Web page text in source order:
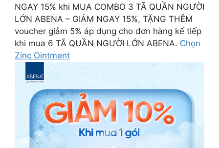
NGAY 15% khi MUA COMBO 3 TÃ QUẦN NGƯỜI
LỚN ABENA – GIẢM NGAY 15%, TẶNG THÊM
voucher giảm 5% áp dụng cho đơn hàng kế tiếp
khi mua 6 TÃ QUẦN NGƯỜI LỚN ABENA. Chọn
Zinc Ointment